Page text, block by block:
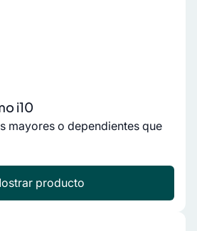
i10
mayores o dependientes que
producto